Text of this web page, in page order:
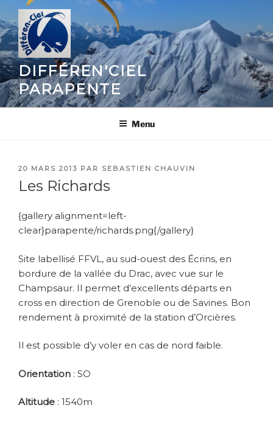
Aller
au
contenu
principal
DIFFÉREN'CIEL
PARAPENTE
Menu
PUBLIÉ
LE
20 MARS 2013 PAR SEBASTIEN CHAUVIN
Les Richards
{gallery alignment=left-
clear}parapente/richards.png{/gallery}
Site labellisé FFVL, au sud-ouest des Écrins, en
bordure de la vallée du Drac, avec vue sur le
Champsaur. Il permet d’excellents départs en
cross en direction de Grenoble ou de Savines. Bon
rendement à proximité de la station d’Orcières.
Il est possible d’y voler en cas de nord faible.
Orientation : SO
Altitude : 1540m